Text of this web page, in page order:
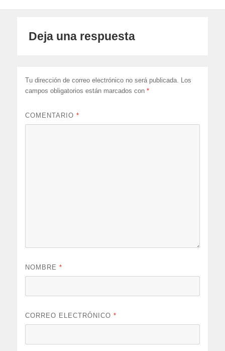
Deja una respuesta
Tu dirección de correo electrónico no será publicada. Los
campos obligatorios están marcados con*
COMENTARIO*
NOMBRE*
CORREO ELECTRÓNICO*